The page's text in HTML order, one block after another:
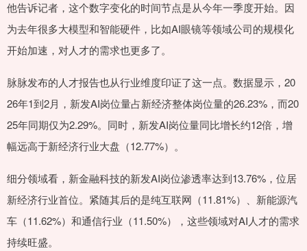
他告诉记者，这个数字变化的时间节点是从今年一季度开始。因
为去年很多大模型和智能硬件，比如AI眼镜等领域公司的规模化
开始加速，对人才的需求也更多了。
脉脉发布的人才报告也从行业维度印证了这一点。数据显示，20
26年1到2月，新发AI岗位量占新经济整体岗位量的26.23%，而20
25年同期仅为2.29%。同时，新发AI岗位量同比增长约12倍，增
幅远高于新经济行业大盘（12.77%）。
细分领域看，新金融科技的新发AI岗位渗透率达到13.76%，位居
新经济行业首位。紧随其后的是纯互联网（11.81%）、新能源汽
车（11.62%）和通信行业（11.50%），这些领域对AI人才的需求
持续旺盛。